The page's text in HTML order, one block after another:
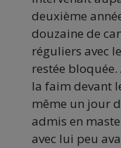
deuxième
douzaine de
réguliers avec
restée
la faim devant
même un jour
admis en
avec lui peu